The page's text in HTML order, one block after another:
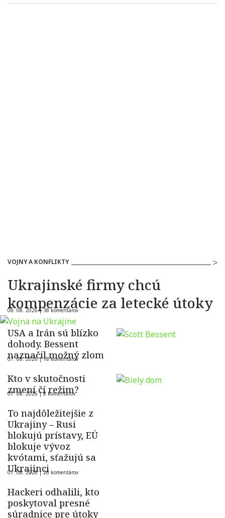
VOJNY A KONFLIKTY
Ukrajinské firmy chcú
kompenzácie za letecké útoky
08. 08. 2026 |38 komentárov
USA a Irán sú blízko
dohody. Bessent
naznačil možný zlom
07. 08. 2026 |18 komentárov
Kto v skutočnosti
zmení čí režim?
07. 08. 2026 |8 komentárov
To najdôležitejšie z
Ukrajiny – Rusi
blokujú prístavy, EÚ
blokuje vývoz
kvótami, sťažujú sa
Ukrajinci
07. 08. 2026 |26 komentárov
Hackeri odhalili, kto
poskytoval presné
súradnice pre útoky